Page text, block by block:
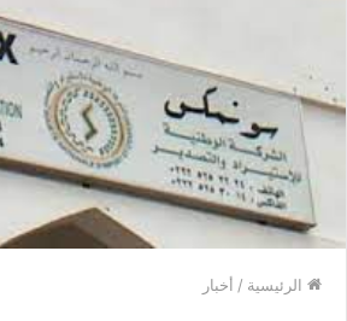
الرئيسية / أخبار